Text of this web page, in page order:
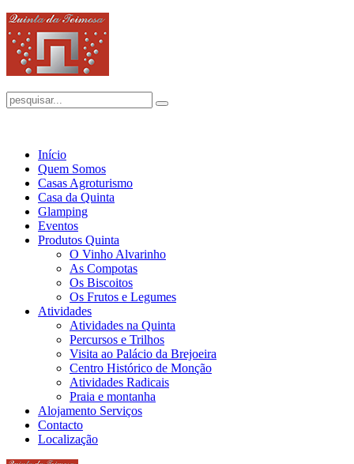
Início
Quem Somos
Casas Agroturismo
Casa da Quinta
Glamping
Eventos
Produtos Quinta
O Vinho Alvarinho
As Compotas
Os Biscoitos
Os Frutos e Legumes
Atividades
Atividades na Quinta
Percursos e Trilhos
Visita ao Palácio da Brejoeira
Centro Histórico de Monção
Atividades Radicais
Praia e montanha
Alojamento Serviços
Contacto
Localização